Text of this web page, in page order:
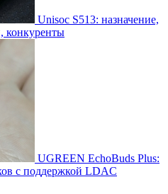
Unisoc S513: назначение,
конкуренты
UGREEN EchoBuds Plus:
с поддержкой LDAC